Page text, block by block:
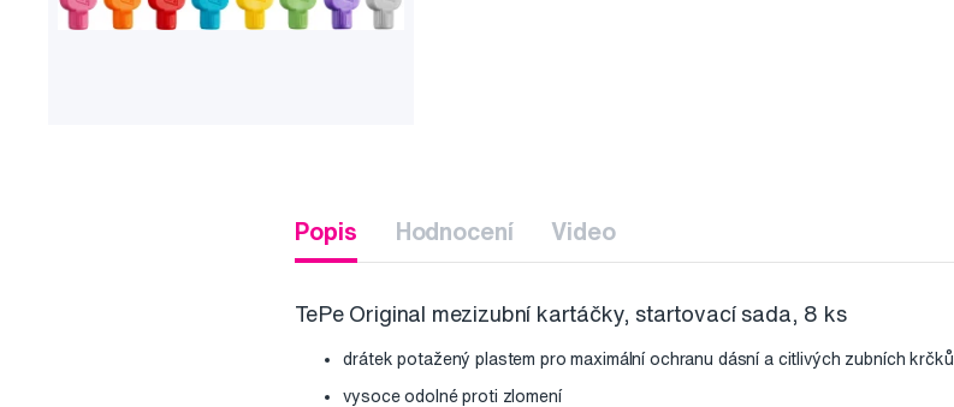
Popis Hodnocení Video
TePe Original mezizubní kartáčky, startovací sada, 8 ks
drátek potažený plastem pro maximální ochranu dásní a citlivých zubních krčků
vysoce odolné proti zlomení